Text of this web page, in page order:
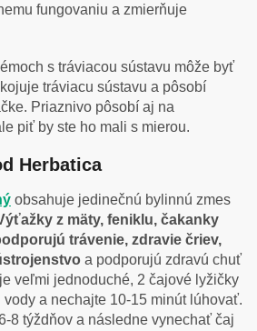
fungovaniu a zmierňuje
s tráviacou sústavu môže byť
tráviacu sústavu a pôsobí
Priaznivo pôsobí aj na
piť by ste ho mali s mierou.
Herbatica
obsahuje jedinečnú bylinnú zmes
z mäty, feniklu, čakanky
trávenie, zdravie čriev,
a podporujú zdravú chuť
veľmi jednoduché, 2 čajové lyžičky
a nechajte 10-15 minút lúhovať.
8 týždňov a následne vynechať čaj